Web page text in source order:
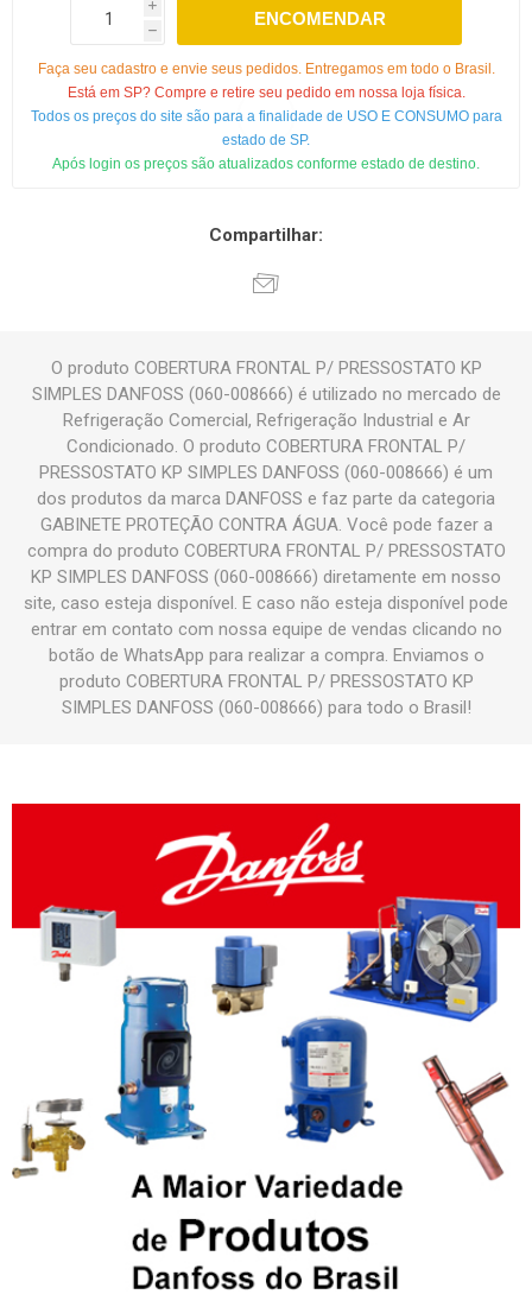
i
h
ENCOMENDAR
Faça seu cadastro e envie seus pedidos. Entregamos em todo o Brasil.
Está em SP? Compre e retire seu pedido em nossa loja física.
Todos os preços do site são para a finalidade de USO E CONSUMO para
estado de SP.
Após login os preços são atualizados conforme estado de destino.
Compartilhar:
O produto COBERTURA FRONTAL P/ PRESSOSTATO KP
SIMPLES DANFOSS (060-008666) é utilizado no mercado de
Refrigeração Comercial, Refrigeração Industrial e Ar
Condicionado. O produto COBERTURA FRONTAL P/
PRESSOSTATO KP SIMPLES DANFOSS (060-008666) é um
dos produtos da marca DANFOSS e faz parte da categoria
GABINETE PROTEÇÃO CONTRA ÁGUA. Você pode fazer a
compra do produto COBERTURA FRONTAL P/ PRESSOSTATO
KP SIMPLES DANFOSS (060-008666) diretamente em nosso
site, caso esteja disponível. E caso não esteja disponível pode
entrar em contato com nossa equipe de vendas clicando no
botão de WhatsApp para realizar a compra. Enviamos o
produto COBERTURA FRONTAL P/ PRESSOSTATO KP
SIMPLES DANFOSS (060-008666) para todo o Brasil!